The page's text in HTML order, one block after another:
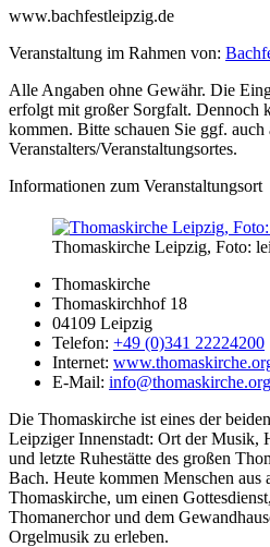
www.bachfestleipzig.de
Veranstaltung im Rahmen von:
Alle Angaben ohne Gewähr. Die
erfolgt mit großer Sorgfalt. Dennoch
kommen. Bitte schauen Sie ggf. auch
Veranstalters/Veranstaltungsortes.
Informationen zum Veranstaltungsort
Thomaskirche Leipzig, Foto:
Thomaskirche
Thomaskirchhof 18
04109 Leipzig
Telefon: +49 (0)341 22224200
Internet:
E-Mail: info@thomaskirche.org
Die Thomaskirche ist eines der
Leipziger Innenstadt: Ort der Musik,
und letzte Ruhestätte des großen
Bach. Heute kommen Menschen aus
Thomaskirche, um einen
Thomanerchor und dem
Orgelmusik zu erleben.